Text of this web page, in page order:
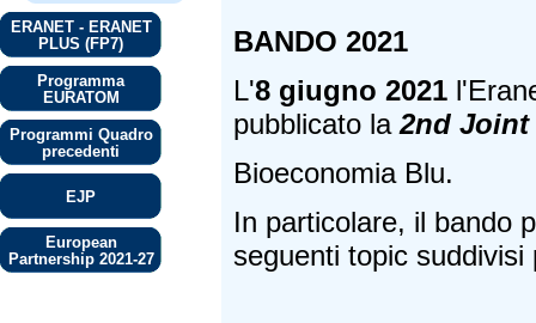
ERANET - ERANET
PLUS (FP7)
Programma
EURATOM
Programmi Quadro
precedenti
EJP
European
Partnership 2021-27
BANDO 2021
L'8 giugno 2021
pubblicato la 2nd
Bioeconomia Blu.
In particolare, il bando
seguenti topic